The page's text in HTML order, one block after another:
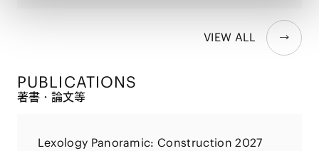
VIEW ALL
PUBLICATIONS
著書・論文等
Lexology Panoramic: Construction 2027